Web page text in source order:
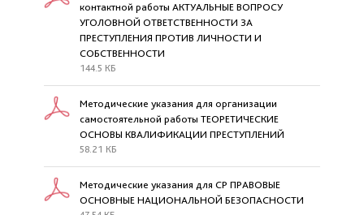
контактной работы АКТУАЛЬНЫЕ ВОПРОСУ
УГОЛОВНОЙ ОТВЕТСТВЕННОСТИ ЗА
ПРЕСТУПЛЕНИЯ ПРОТИВ ЛИЧНОСТИ И
СОБСТВЕННОСТИ
144.5 КБ
Методические указания для организации
самостоятельной работы ТЕОРЕТИЧЕСКИЕ
ОСНОВЫ КВАЛИФИКАЦИИ ПРЕСТУПЛЕНИЙ
58.21 КБ
Методические указания для СР ПРАВОВЫЕ
ОСНОВНЫЕ НАЦИОНАЛЬНОЙ БЕЗОПАСНОСТИ